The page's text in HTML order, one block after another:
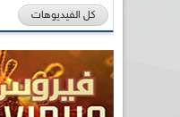
كل الفيديوهات